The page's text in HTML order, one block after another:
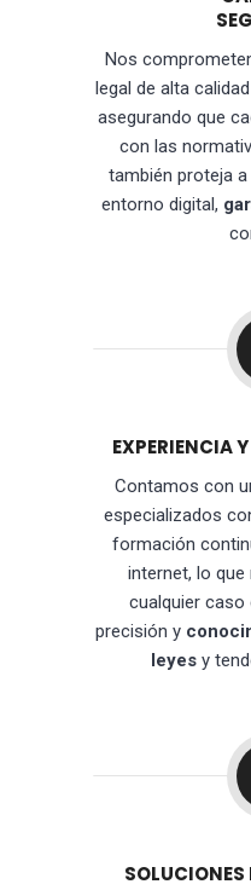
Nos
legal de alta
asegurando que
con las
también proteja
entorno digital,
EXPERIENCIA
Contamos con
especializados
formación
internet, lo
cualquier caso
precisión y
leyes y